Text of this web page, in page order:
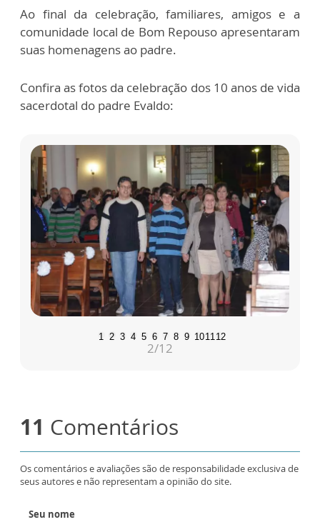
Ao final da celebração, familiares, amigos e a
comunidade local de Bom Repouso apresentaram
suas homenagens ao padre.
Confira as fotos da celebração dos 10 anos de vida
sacerdotal do padre Evaldo:
1 2 3 4 5 6 7 8 9 1011 12
2/12
11 Comentários
Os comentários e avaliações são de responsabilidade exclusiva de
seus autores e não representam a opinião do site.
Seu nome